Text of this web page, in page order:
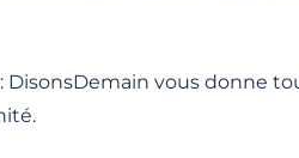
DisonsDemain vous donne